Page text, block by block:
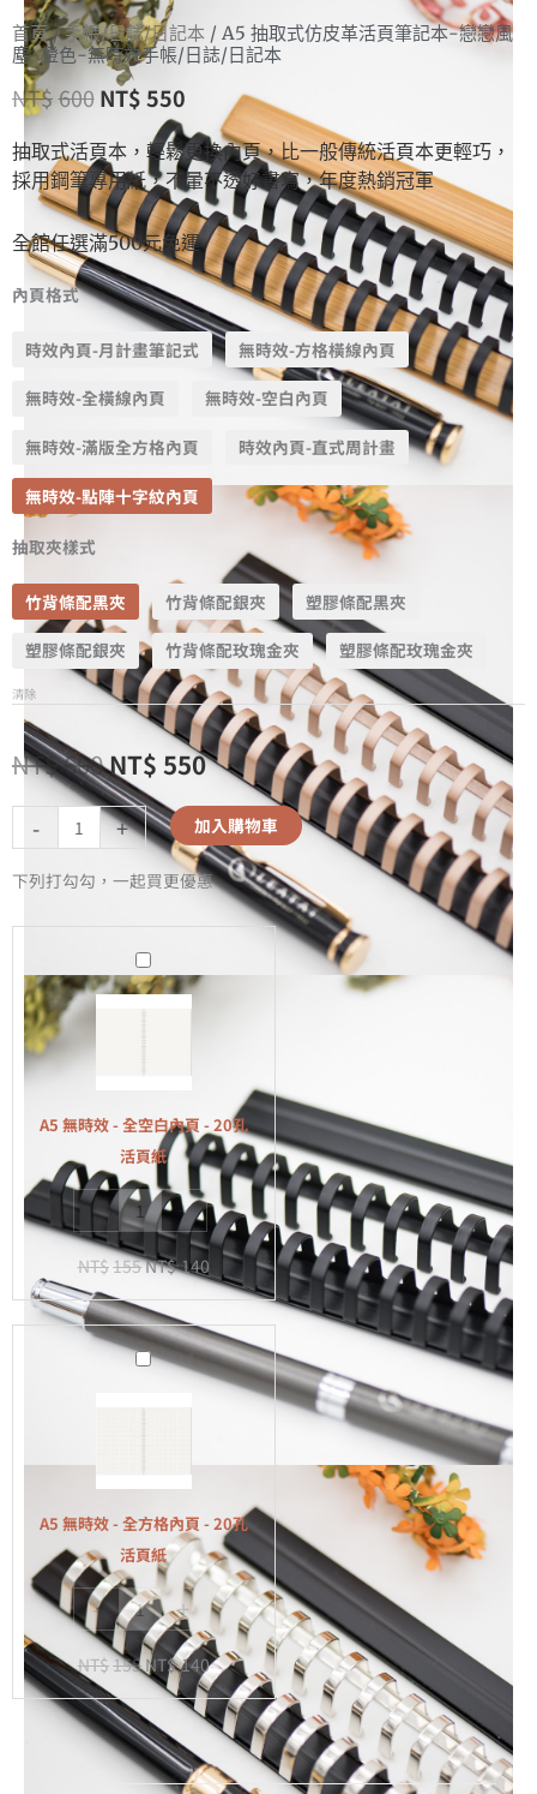
首頁/手帳/日誌/日記本 / A5 抽取式仿皮革活頁筆記本-戀戀風
塵-橙色-無時效手帳/日誌/日記本
NT$600 NT$550
抽取式活頁本，輕鬆更換內頁，比一般傳統活頁本更輕巧，
採用鋼筆專用紙，不暈不透好書寫，年度熱銷冠軍
全館任選滿500元免運
內頁格式
時效內頁-月計畫筆記式 無時效-方格橫線內頁
無時效-全橫線內頁 無時效-空白內頁
無時效-滿版全方格內頁 時效內頁-直式周計畫
無時效-點陣十字紋內頁
抽取夾樣式
竹背條配黑夾 竹背條配銀夾 塑膠條配黑夾
塑膠條配銀夾 竹背條配玫瑰金夾 塑膠條配玫瑰金夾
清除
NT$600NT$ 550
- + 加入購物車
下列打勾勾，一起買更優惠
A5
無
效
全
空
白
內
頁
-
20
孔
活
A5 無時效 - 全空白內頁 - 20孔
活頁紙
- +
NT$155NT$140
A5
效
-
全
方
內
頁
-
孔
活
A5 無時效 - 全方格內頁 - 20孔
活頁紙
- +
NT$155NT$140